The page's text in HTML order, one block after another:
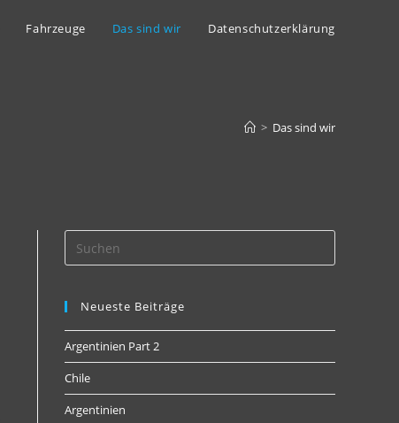
Fahrzeuge Das sind wir Datenschutzerklärung
> Das sind wir
Neueste Beiträge
Argentinien Part 2
Chile
Argentinien